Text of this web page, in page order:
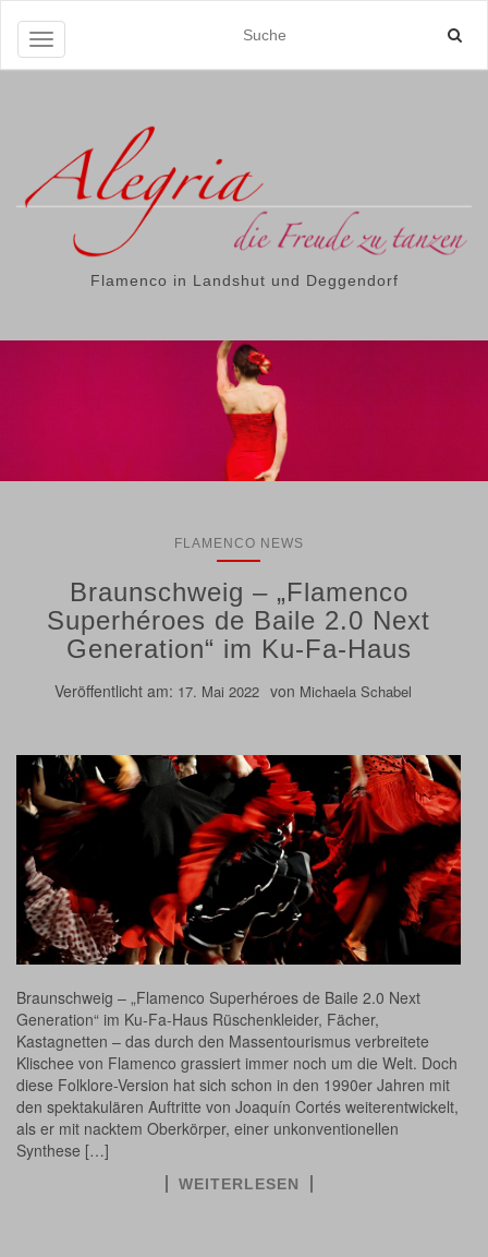
Navigation ein-/ausschalten
Flamenco in Landshut und Deggendorf
FLAMENCO NEWS
Braunschweig – „Flamenco
Superhéroes de Baile 2.0 Next
Generation“ im Ku-Fa-Haus
Veröffentlicht am: 17. Mai 2022 von Michaela Schabel
Braunschweig – „Flamenco Superhéroes de Baile 2.0 Next
Generation“ im Ku-Fa-Haus Rüschenkleider, Fächer,
Kastagnetten – das durch den Massentourismus verbreitete
Klischee von Flamenco grassiert immer noch um die Welt. Doch
diese Folklore-Version hat sich schon in den 1990er Jahren mit
den spektakulären Auftritte von Joaquín Cortés weiterentwickelt,
als er mit nacktem Oberkörper, einer unkonventionellen
Synthese […]
WEITERLESEN